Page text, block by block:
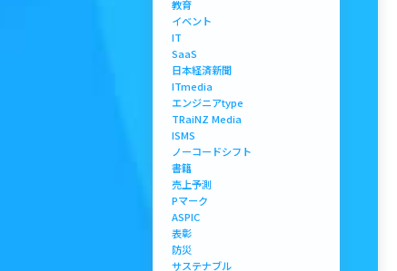
教育
イベント
IT
SaaS
日本経済新聞
ITmedia
エンジニアtype
TRaiNZ Media
ISMS
ノーコードシフト
書籍
売上予測
Pマーク
ASPIC
表彰
防災
サステナブル